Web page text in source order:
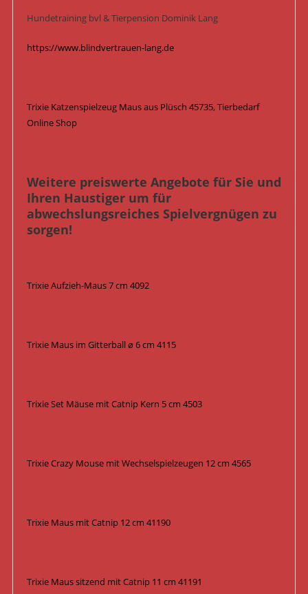
Hundetraining bvl & Tierpension Dominik Lang
https://www.blindvertrauen-lang.de
Trixie Katzenspielzeug Maus aus Plüsch 45735, Tierbedarf
Online Shop
Weitere preiswerte Angebote für Sie und
Ihren Haustiger um für
abwechslungsreiches Spielvergnügen zu
sorgen!
Trixie Aufzieh-Maus 7 cm 4092
Trixie Maus im Gitterball ø 6 cm 4115
Trixie Set Mäuse mit Catnip Kern 5 cm 4503
Trixie Crazy Mouse mit Wechselspielzeugen 12 cm 4565
Trixie Maus mit Catnip 12 cm 41190
Trixie Maus sitzend mit Catnip 11 cm 41191